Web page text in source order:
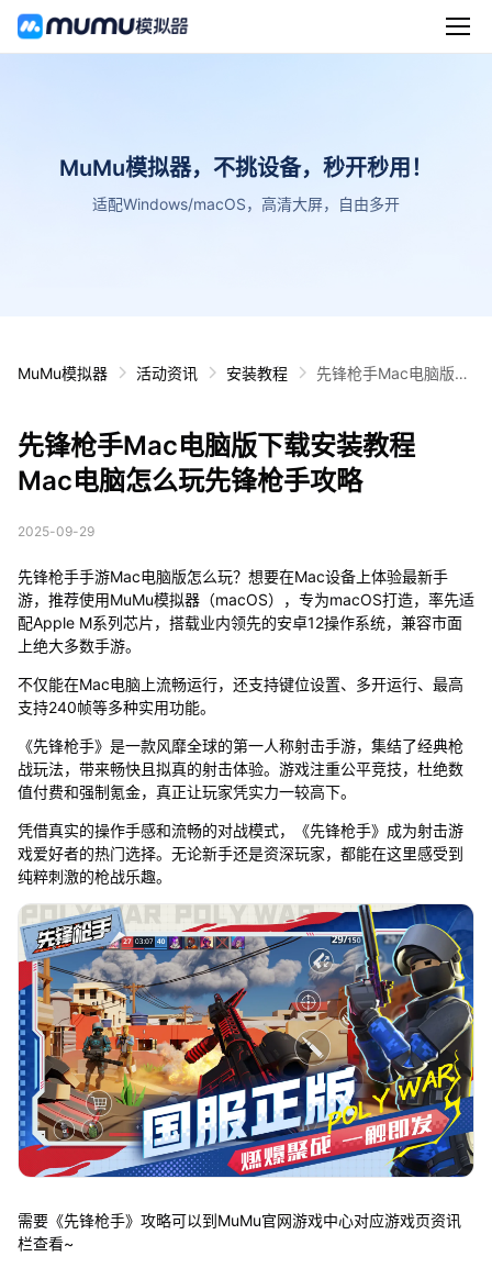
MuMu模拟器，不挑设备，秒开秒用！
适配Windows/macOS，高清大屏，自由多开
MuMu模拟器 活动资讯 安装教程
先锋枪手Mac电脑版下
先锋枪手Mac电脑版下载安装教程
Mac电脑怎么玩先锋枪手攻略
2025-09-29
先锋枪手手游Mac电脑版怎么玩？想要在Mac设备上体验最新手
游，推荐使用MuMu模拟器（macOS），专为macOS打造，率先适
配Apple M系列芯片，搭载业内领先的安卓12操作系统，兼容市面
上绝大多数手游。
不仅能在Mac电脑上流畅运行，还支持键位设置、多开运行、最高
支持240帧等多种实用功能。
《先锋枪手》是一款风靡全球的第一人称射击手游，集结了经典枪
战玩法，带来畅快且拟真的射击体验。游戏注重公平竞技，杜绝数
值付费和强制氪金，真正让玩家凭实力一较高下。
凭借真实的操作手感和流畅的对战模式，《先锋枪手》成为射击游
戏爱好者的热门选择。无论新手还是资深玩家，都能在这里感受到
纯粹刺激的枪战乐趣。
需要《先锋枪手》攻略可以到MuMu官网游戏中心对应游戏页资讯
栏查看~